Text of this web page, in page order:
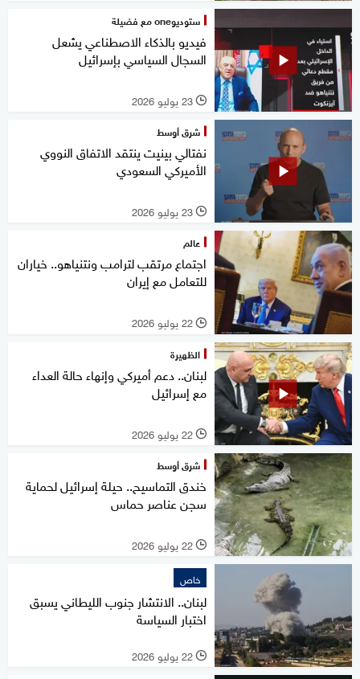
ستوديوone مع فضيلة
فيديو بالذكاء الاصطناعي يشعل
السجال السياسي بإسرائيل
l 23 يوليو 2026
شرق أوسط
نفتالي بينيت ينتقد الاتفاق النووي
الأميركي السعودي
l 23 يوليو 2026
عالم
اجتماع مرتقب لترامب ونتنياهو.. خياران
للتعامل مع إيران
l 22 يوليو 2026
الظهيرة
لبنان.. دعم أميركي وإنهاء حالة العداء
مع إسرائيل
l 22 يوليو 2026
شرق أوسط
خندق التماسيح.. حيلة إسرائيل لحماية
سجن عناصر حماس
l 22 يوليو 2026
خاص
لبنان.. الانتشار جنوب الليطاني يسبق
اختبار السياسة
l 22 يوليو 2026